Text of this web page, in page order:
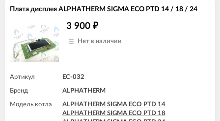
Плата дисплея ALPHATHERM SIGMA ECO PTD 14 / 18 / 24
3 900 ₽
Нет в наличии
Артикул EC-032
Бренд ALPHATHERM
Модель котла
ALPHATHERM SIGMA ECO PTD 14
ALPHATHERM SIGMA ECO PTD 18